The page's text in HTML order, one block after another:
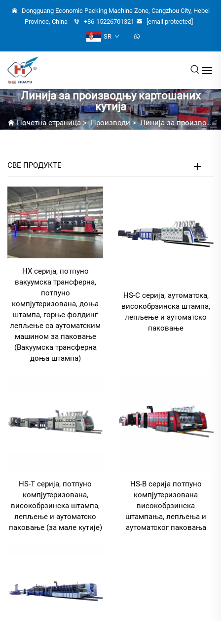
Dongguang Economic Packing Machine Zone, Cangzhou City, Hebei
Province, China
+86-15226701321
[email protected]
SR
Линија за производњу картошаних
кутија
Почетна страница>Производи>Линија за производњу картошаних кутија
СВЕ ПРОДУКТЕ
HX серија, потпуно
вакуумска трансферна,
потпуно
компјутеризована, доња
штампа, горње фолдинг
лепљење са аутоматским
машином за паковање
(Вакуумска трансферна
доња штампа)
HS-C серија, аутоматска,
високобрзинска штампа,
лепљење и аутоматско
паковање
HS-T серија, потпуно
компјутеризована,
високобрзинска штампа,
лепљење и аутоматско
паковање (за мале кутије)
HS-B серија потпуно
компјутеризована
високобрзинска
штампања, лепљења и
аутоматског паковања